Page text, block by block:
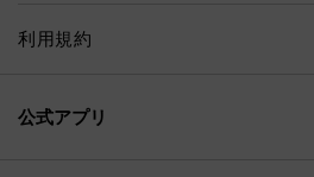
利用規約
公式アプリ